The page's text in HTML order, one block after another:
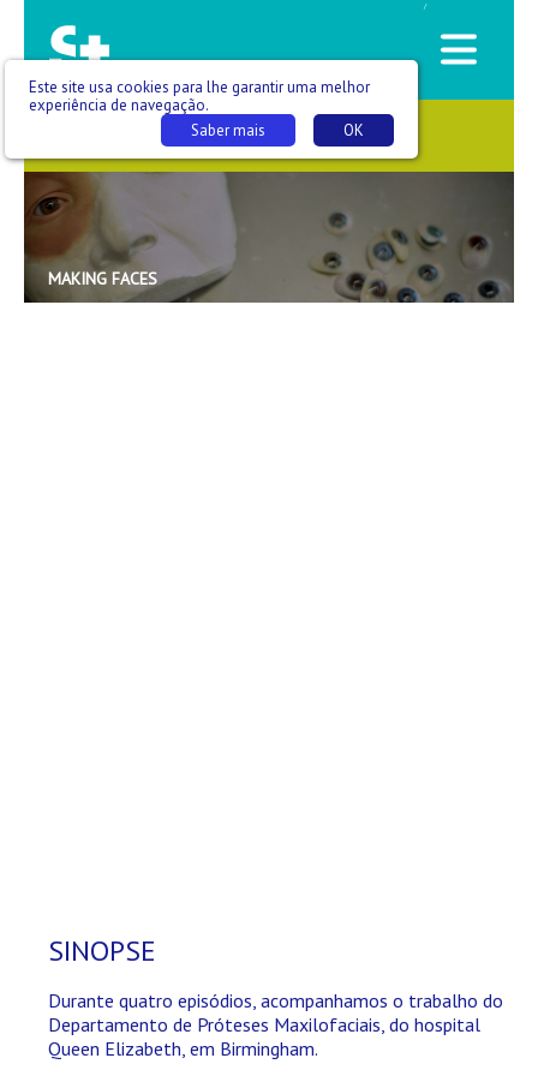
/
SAÚDE QUE SE VÊ
MAKING FACES
SINOPSE
Durante quatro episódios, acompanhamos o trabalho do
Departamento de Próteses Maxilofaciais, do hospital
Queen Elizabeth, em Birmingham.
Este site usa cookies para lhe garantir uma melhor
experiência de navegação.
OK
Saber mais